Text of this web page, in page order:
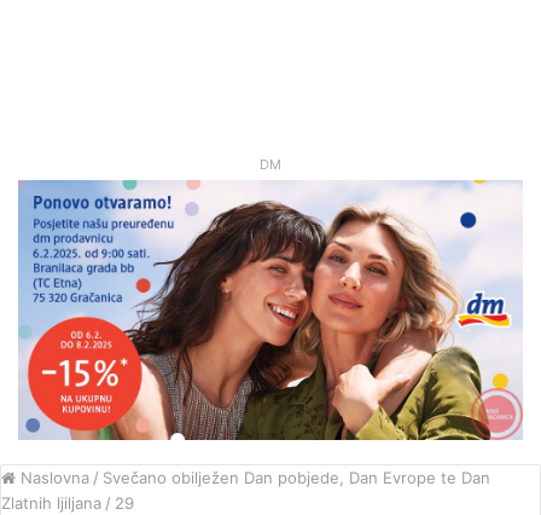
DM
Naslovna / Svečano obilježen Dan pobjede, Dan Evrope te Dan
Zlatnih ljiljana / 29